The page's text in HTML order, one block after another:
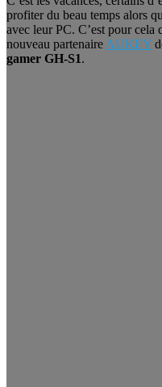
profiter du beau temps alors
avec leur PC. C’est pour cela
nouveau partenaire AUKEY
gamer GH-S1.